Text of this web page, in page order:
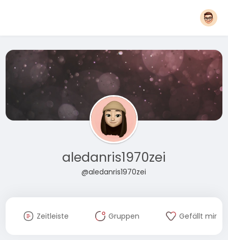
aledanris1970zei
@aledanris1970zei
Zeitleiste Gruppen Gefällt mir